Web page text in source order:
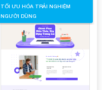
TỐI ƯU HÓA TRẢI NGHIỆM
NGƯỜI DÙNG